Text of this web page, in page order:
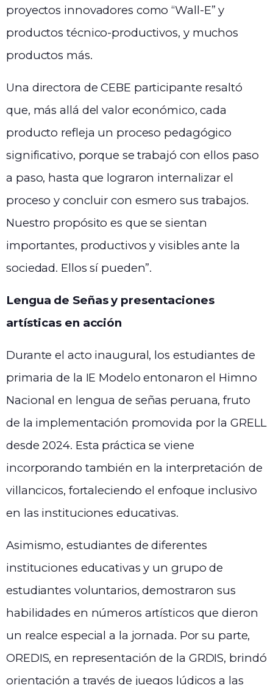
proyectos innovadores como “Wall-E” y
productos técnico-productivos, y muchos
productos más.
Una directora de CEBE participante resaltó
que, más allá del valor económico, cada
producto refleja un proceso pedagógico
significativo, porque se trabajó con ellos paso
a paso, hasta que lograron internalizar el
proceso y concluir con esmero sus trabajos.
Nuestro propósito es que se sientan
importantes, productivos y visibles ante la
sociedad. Ellos sí pueden”.
Lengua de Señas y presentaciones
artísticas en acción
Durante el acto inaugural, los estudiantes de
primaria de la IE Modelo entonaron el Himno
Nacional en lengua de señas peruana, fruto
de la implementación promovida por la GRELL
desde 2024. Esta práctica se viene
incorporando también en la interpretación de
villancicos, fortaleciendo el enfoque inclusivo
en las instituciones educativas.
Asimismo, estudiantes de diferentes
instituciones educativas y un grupo de
estudiantes voluntarios, demostraron sus
habilidades en números artísticos que dieron
un realce especial a la jornada. Por su parte,
OREDIS, en representación de la GRDIS, brindó
orientación a través de juegos lúdicos a las